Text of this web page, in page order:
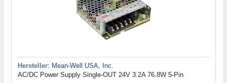
Hersteller: Mean-Well USA, Inc.
AC/DC Power Supply Single-OUT 24V 3.2A 76.8W 5-Pin